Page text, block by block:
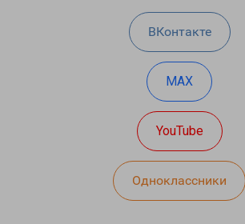
ВКонтакте
MAX
YouTube
Одноклассники